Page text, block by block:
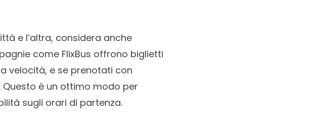
e l’altra, considera anche
come FlixBus offrono biglietti
velocità, e se prenotati con
è un ottimo modo per
sugli orari di partenza.